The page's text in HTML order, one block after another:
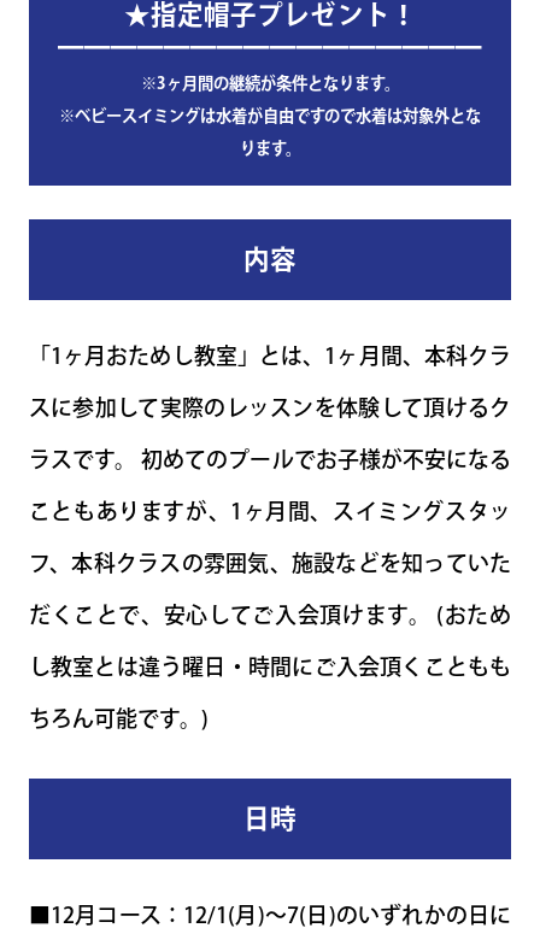
★指定帽子プレゼント！
━━━━━━━━━━━━━━━━
※3ヶ月間の継続が条件となります。
※ベビースイミングは水着が自由ですので水着は対象外とな
ります。
内容
「1ヶ月おためし教室」とは、1ヶ月間、本科クラ
スに参加して実際のレッスンを体験して頂けるク
ラスです。 初めてのプールでお子様が不安になる
こともありますが、1ヶ月間、スイミングスタッ
フ、本科クラスの雰囲気、施設などを知っていた
だくことで、安心してご入会頂けます。 (おため
し教室とは違う曜日・時間にご入会頂くこともも
ちろん可能です。)
日時
■12月コース：12/1(月)～7(日)のいずれかの日に